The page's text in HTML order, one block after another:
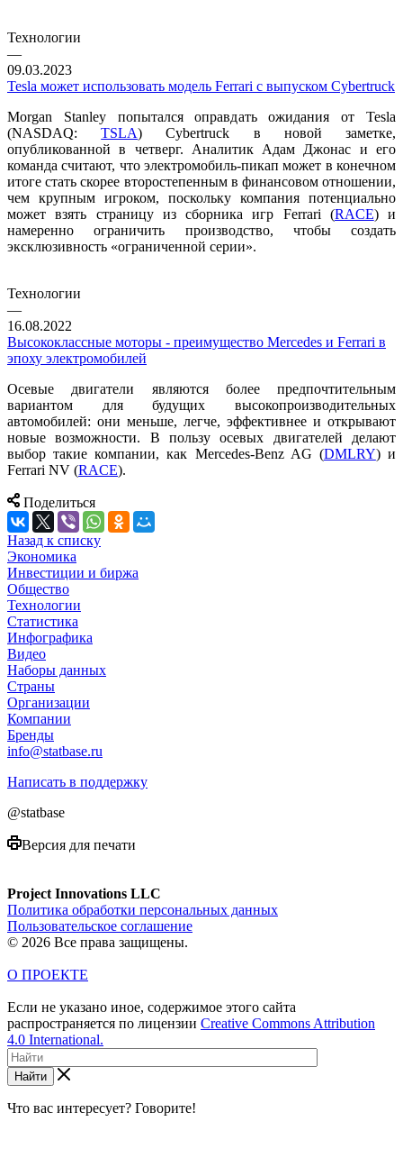
Технологии
—
09.03.2023
Tesla может использовать модель Ferrari с выпуском Cybertruck
Morgan Stanley попытался оправдать ожидания от Tesla
(NASDAQ:TSLA) Cybertruck в новой заметке,
опубликованной в четверг. Аналитик Адам Джонас и его
команда считают, что электромобиль-пикап может в конечном
итоге стать скорее второстепенным в финансовом отношении,
чем крупным игроком, поскольку компания потенциально
может взять страницу из сборника игр Ferrari (RACE) и
намеренно ограничить производство, чтобы создать
эксклюзивность «ограниченной серии».
Технологии
—
16.08.2022
Высококлассные моторы - преимущество Mercedes и Ferrari в
эпоху электромобилей
Осевые двигатели являются более предпочтительным
вариантом для будущих высокопроизводительных
автомобилей: они меньше, легче, эффективнее и открывают
новые возможности. В пользу осевых двигателей делают
выбор такие компании, как Mercedes-Benz AG (DMLRY) и
Ferrari NV (RACE).
Поделиться
Назад к списку
Экономика
Инвестиции и биржа
Общество
Технологии
Cтатистика
Инфографика
Видео
Наборы данных
Страны
Организации
Компании
Бренды
info@statbase.ru
Написать в поддержку
@statbase
Версия для печати
Project Innovations LLC
Политика обработки персональных данных
Пользовательское соглашение
© 2026 Все права защищены.
О ПРОЕКТЕ
Если не указано иное, содержимое этого сайта
распространяется по лицензии Creative Commons Attribution
4.0 International.
Найти
Что вас интересует? Говорите!